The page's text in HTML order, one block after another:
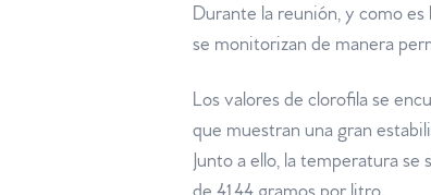
Durante la reunión, y como
se monitorizan de manera
Los valores de clorofila se
que muestran una gran
Junto a ello, la temperatura se